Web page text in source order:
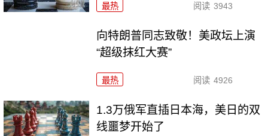
最热 阅读 3943
向特朗普同志致敬！美政坛上演
“超级抹红大赛”
最热 阅读 4926
1.3万俄军直插日本海，美日的双
线噩梦开始了